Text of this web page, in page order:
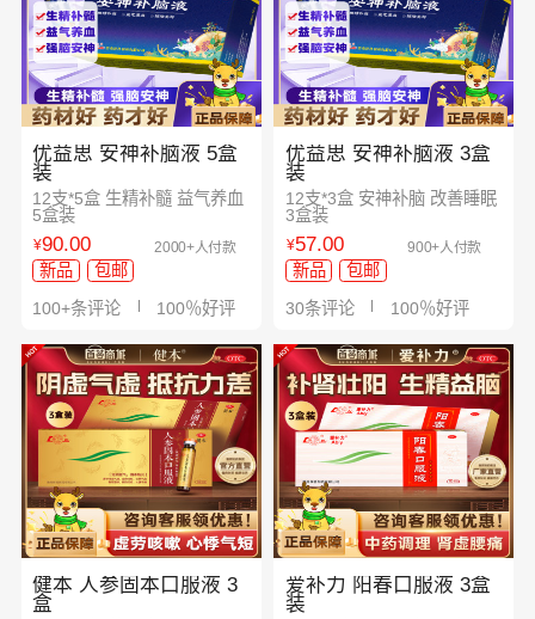
优益思 安神补脑液 5盒
装
12支*5盒 生精补髓 益气养血
5盒装
¥90.00 2000+人付款
新品
包邮
100+条评论
100％好评
优益思 安神补脑液 3盒
装
12支*3盒 安神补脑 改善睡眠
3盒装
¥57.00 900+人付款
新品
包邮
30条评论
100％好评
健本 人参固本口服液 3
盒
爱补力 阳春口服液 3盒
装